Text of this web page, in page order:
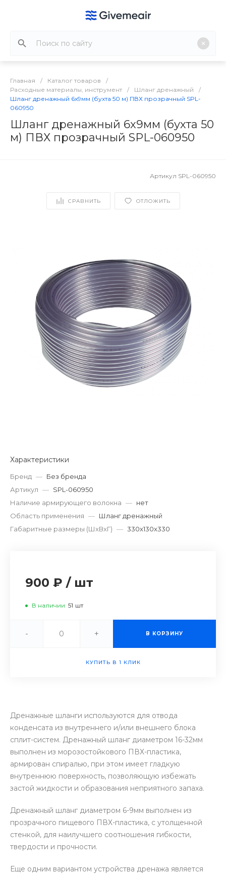
Главная / Каталог товаров
/
Расходные материалы, инструмент
/ Шланг дренажный
/
Шланг дренажный 6x9мм (бухта 50 м) ПВХ прозрачный SPL-
060950
Шланг дренажный 6x9мм (бухта 50
м) ПВХ прозрачный SPL-060950
Артикул SPL-060950
СРАВНИТЬ ОТЛОЖИТЬ
Характеристики
Бренд — Без бренда
Артикул — SPL-060950
Наличие армирующего волокна — нет
Область применения — Шланг дренажный
Габаритные размеры (ШxВxГ) — 330x130x330
900 ₽ /шт
В наличии 51 шт
- + В КОРЗИНУ
КУПИТЬ В 1 КЛИК
Дренажные шланги используются для отвода
конденсата из внутреннего и/или внешнего блока
сплит-систем. Дренажный шланг диаметром 16-32мм
выполнен из морозостойкового ПВХ-пластика,
армирован спиралью, при этом имеет гладкую
внутреннюю поверхность, позволяющую избежать
застой жидкости и образования неприятного запаха.
Дренажный шланг диаметром 6-9мм выполнен из
прозрачного пищевого ПВХ-пластика, с утолщенной
стенкой, для наилучшего соотношения гибкости,
твердости и прочности.
Еще одним вариантом устройства дренажа является